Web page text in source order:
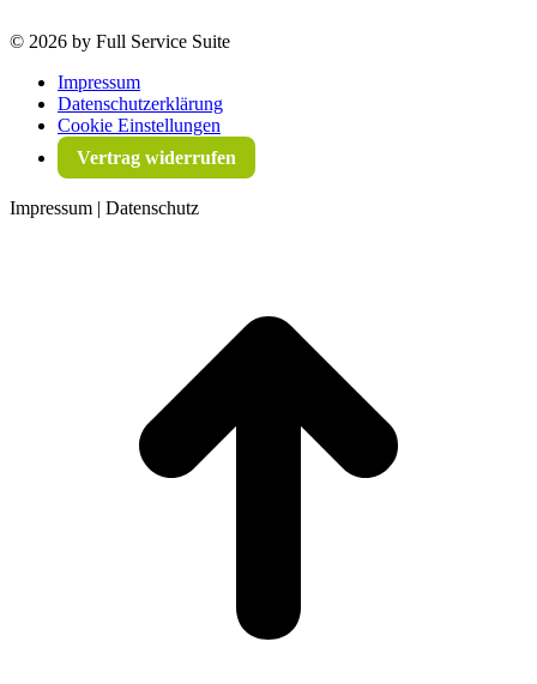
© 2026 by Full Service Suite
Impressum
Datenschutzerklärung
Cookie Einstellungen
Vertrag widerrufen
Impressum | Datenschutz